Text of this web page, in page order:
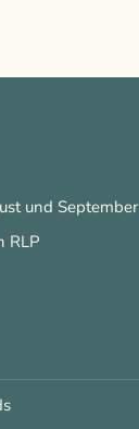
und September
RLP